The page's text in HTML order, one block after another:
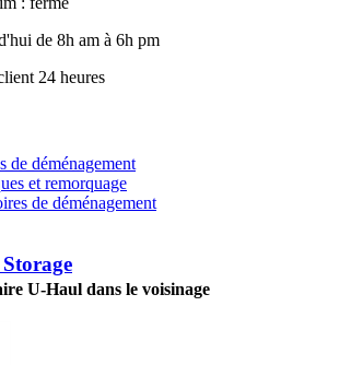
de 8h am à 6h pm
24 heures
de déménagement
et remorquage
de déménagement
U-Haul dans le voisinage